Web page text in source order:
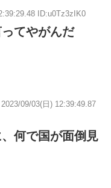
ID:u0Tz3zIK0
てやがんだ
2023/09/03(日) 12:39:49.87
何で国が面倒見